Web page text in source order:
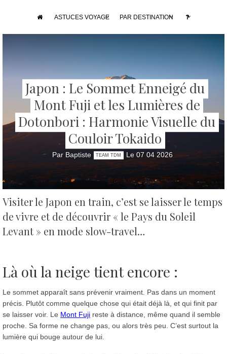
ASTUCES VOYAGE PAR DESTINATION
Japon : Le Sommet Enneigé du
Mont Fuji et les Lumières de
Dotonbori : Harmonie Visuelle du
Couloir Tokaido
Par Baptiste TEAM TDM Le 07 04 2026
Visiter le Japon en train, c’est se laisser le temps
de vivre et de découvrir « le Pays du Soleil
Levant » en mode slow-travel…
Là où la neige tient encore :
Le sommet apparaît sans prévenir vraiment. Pas dans un moment
précis. Plutôt comme quelque chose qui était déjà là, et qui finit par
se laisser voir. Le Mont Fuji reste à distance, même quand il semble
proche. Sa forme ne change pas, ou alors très peu. C’est surtout la
lumière qui bouge autour de lui.